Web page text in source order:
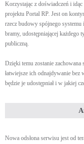
Korzystając z doświadczeń i
projektu Portal RP. Jest on
rzecz budowy spójnego
bramy, udostępniającej każdego
publiczną.
Dzięki temu zostanie
łatwiejsze ich odnajdywanie
będzie je udostępniał i w jakiej
Nowa odsłona serwisu jest od